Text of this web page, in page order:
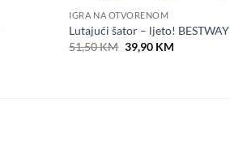
IGRA NA OTVORENOM
Lutajući šator – ljeto! BESTWAY
51,50KM Original
price
39,90 KMCurrent